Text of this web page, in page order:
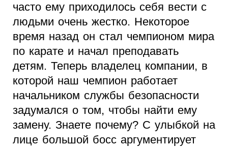
часто ему приходилось себя вести с
людьми очень жестко. Некоторое
время назад он стал чемпионом мира
по карате и начал преподавать
детям. Теперь владелец компании, в
которой наш чемпион работает
начальником службы безопасности
задумался о том, чтобы найти ему
замену. Знаете почему? С улыбкой на
лице большой босс аргументирует